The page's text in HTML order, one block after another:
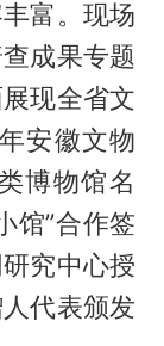
富。现场
成果专题
现全省文
安徽文物
博物馆名
馆”合作签
究中心授
代表颁发